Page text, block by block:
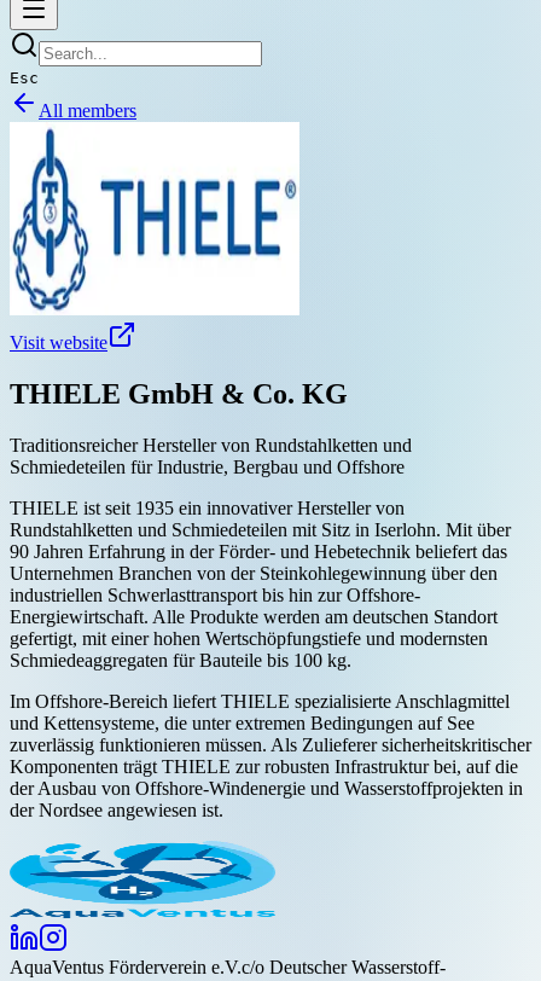
Esc
All members
Visit website
THIELE GmbH & Co. KG
Traditionsreicher Hersteller von Rundstahlketten und
Schmiedeteilen für Industrie, Bergbau und Offshore
THIELE ist seit 1935 ein innovativer Hersteller von
Rundstahlketten und Schmiedeteilen mit Sitz in Iserlohn. Mit über
90 Jahren Erfahrung in der Förder- und Hebetechnik beliefert das
Unternehmen Branchen von der Steinkohlegewinnung über den
industriellen Schwerlasttransport bis hin zur Offshore-
Energiewirtschaft. Alle Produkte werden am deutschen Standort
gefertigt, mit einer hohen Wertschöpfungstiefe und modernsten
Schmiedeaggregaten für Bauteile bis 100 kg.
Im Offshore-Bereich liefert THIELE spezialisierte Anschlagmittel
und Kettensysteme, die unter extremen Bedingungen auf See
zuverlässig funktionieren müssen. Als Zulieferer sicherheitskritischer
Komponenten trägt THIELE zur robusten Infrastruktur bei, auf die
der Ausbau von Offshore-Windenergie und Wasserstoffprojekten in
der Nordsee angewiesen ist.
AquaVentus Förderverein e.V.c/o Deutscher Wasserstoff-